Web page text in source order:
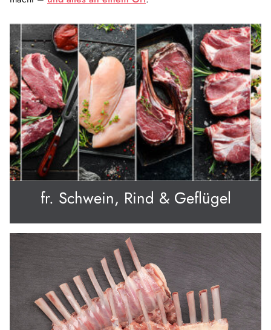
fr. Schwein, Rind & Geflügel